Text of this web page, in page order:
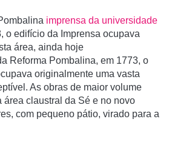
imprensa da universidade
o edifício da Imprensa ocupava
área, ainda hoje
Reforma Pombalina, em 1773, o
originalmente uma vasta
As obras de maior volume
área claustral da Sé e no novo
com pequeno pátio, virado para a